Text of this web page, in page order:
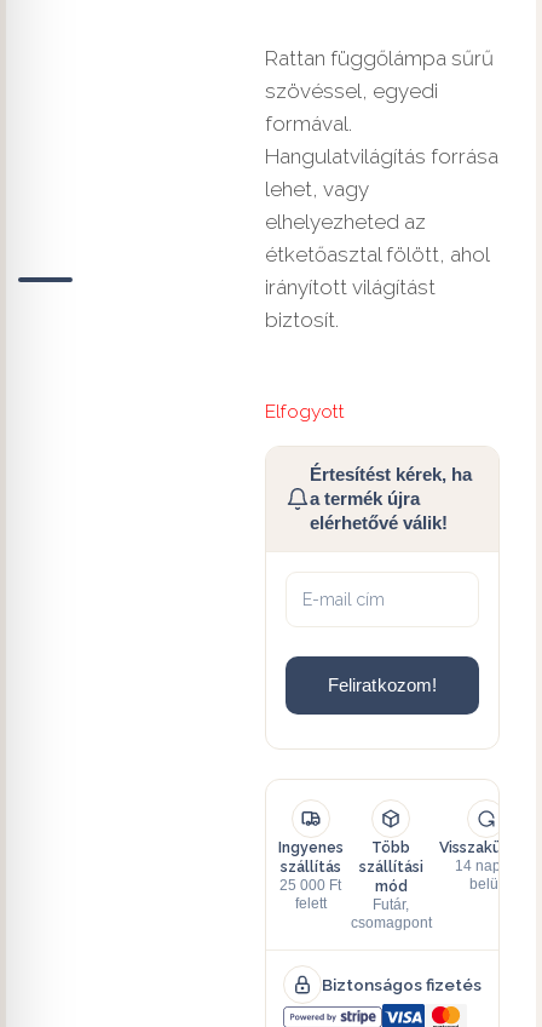
Rattan függőlámpa sűrű
szövéssel, egyedi
formával.
Hangulatvilágítás forrása
lehet, vagy
elhelyezheted az
étketőasztal fölött, ahol
irányított világítást
biztosít.
Elfogyott
Értesítést kérek, ha
a termék újra
elérhetővé válik!
Feliratkozom!
Ingyenes
szállítás
25 000 Ft
felett
Több
szállítási
mód
Futár,
csomagpont
Visszaküldés
14 napon
belül
Biztonságos fizetés